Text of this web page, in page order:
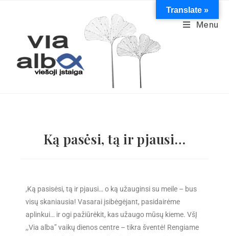
Menu
Ką pasėsi, tą ir pjausi…
,Ką pasisėsi, tą ir pjausi… o ką užauginsi su meile – bus
visų skaniausia! Vasarai įsibėgėjant, pasidairėme
aplinkui… ir ogi pažiūrėkit, kas užaugo mūsų kieme. VšĮ
,,Via alba” vaikų dienos centre – tikra šventė! Rengiame
Translate »